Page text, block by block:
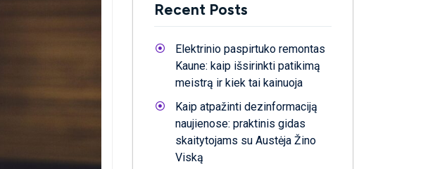
Recent Posts
Elektrinio paspirtuko remontas
Kaune: kaip išsirinkti patikimą
meistrą ir kiek tai kainuoja
Kaip atpažinti dezinformaciją
naujienose: praktinis gidas
skaitytojams su Austėja Žino
Viską